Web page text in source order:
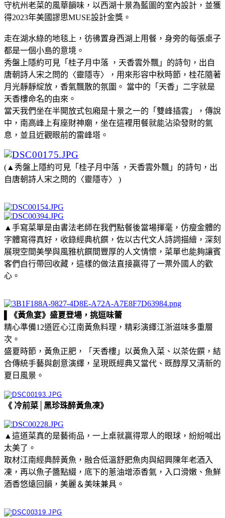
守杭州老菜的風華韻味，以西湖十景為藍圖的室內設計，並獲
得2023年美國謬思MUSE設計金獎。
走在湖水綠的地毯上，彷彿置身西湖上用餐，身旁的每張桌子
都是一個小島的意境。
秀盤上隱約可見「桂子月中落 ，天香雲外飄」的詩句，出自
唐朝詩人宋之問的〈靈隱寺〉，用來形容中秋時節，桂花隨著
月光靜靜綻放，香氣飄散的氛圍。 當中的「天香」二字就是
天香樓命名的由來。
當天我們坐在半開放式包廂是十景之一的「雙峰插雲」，傳說
中，南高峰上有座財神廟，坐在這裡用餐就能沾染發財的氣
息，並且近觀眼前的雷峰塔。
(▲秀盤上隱約可見「桂子月中落 ，天香雲外飄」的詩句，出
自唐朝詩人宋之問的〈靈隱寺〉 )
▲手寫菜單是由書法老師在我們點餐後當場揮毫，仿瘦金體的
字體寫得真好，收錄經典杭饌，佐以古代文人詩詞描繪，深刻
展現空間美學與風雅杭饌間豐厚的人文情懷，菜單也能夠讓賓
客們自行帶回收藏，這樣的做法直接贏得了一票外國人的歡
心。
▌《黃魚宴》盛夏登場，挑逗味蕾
精心準備12道匠心江南黃魚料理，精彩演繹江浙滋味多重層
次。
盛夏時節，黃魚正肥，「天香樓」以黃魚入菜、以茶佐饌，結
合傳統手藝與創意演繹，呈現既經典又當代、既醇厚又清新的
夏日風景。
《 冷前菜│黑珍珠醉黃魚凍》
▲這道菜真的是藝術品，一上桌就贏得眾人的眼球，紛紛喊出
太美了。
取材江南經典醉黃魚，融合低溫舒肥魚肉與紹興陳年老酒入
凍，再以魚子醬點綴，底下的蔥油增添香氣，入口滑嫩、魚鮮
酒香悠遠回韻，美麗＆美味兼具。